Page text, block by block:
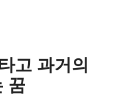
고 과거의
꿈